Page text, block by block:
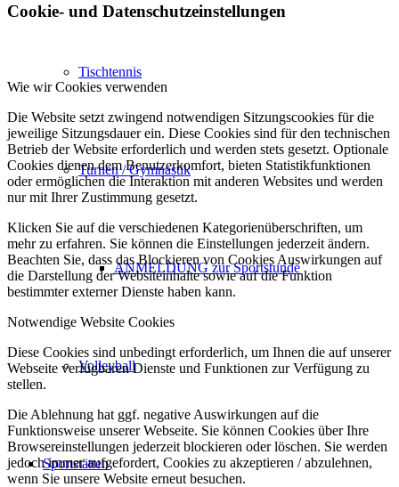
Tischtennis
Turnen / Gymnastik
ANMELDUNG zur Sportstunde
Volleyball
Sportstätten
Cookie- und Datenschutzeinstellungen
Wie wir Cookies verwenden
Die Website setzt zwingend notwendigen Sitzungscookies für die
jeweilige Sitzungsdauer ein. Diese Cookies sind für den technischen
Betrieb der Website erforderlich und werden stets gesetzt. Optionale
Cookies dienen dem Benutzerkomfort, bieten Statistikfunktionen
oder ermöglichen die Interaktion mit anderen Websites und werden
nur mit Ihrer Zustimmung gesetzt.
Klicken Sie auf die verschiedenen Kategorienüberschriften, um
mehr zu erfahren. Sie können die Einstellungen jederzeit ändern.
Beachten Sie, dass das Blockieren von Cookies Auswirkungen auf
die Darstellung der Websiteinhalte sowie auf die Funktion
bestimmter externer Dienste haben kann.
Notwendige Website Cookies
Diese Cookies sind unbedingt erforderlich, um Ihnen die auf unserer
Webseite verfügbaren Dienste und Funktionen zur Verfügung zu
stellen.
Die Ablehnung hat ggf. negative Auswirkungen auf die
Funktionsweise unserer Webseite. Sie können Cookies über Ihre
Browsereinstellungen jederzeit blockieren oder löschen. Sie werden
jedoch immer aufgefordert, Cookies zu akzeptieren / abzulehnen,
wenn Sie unsere Website erneut besuchen.